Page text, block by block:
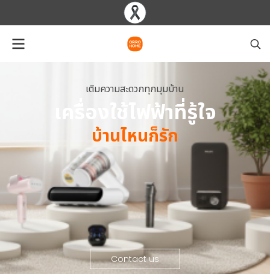
เติมความสะดวกทุกมุมบ้าน
เครื่องใช้ไฟฟ้าที่รู้ใจ
บ้านไหนก็รัก
Contact us